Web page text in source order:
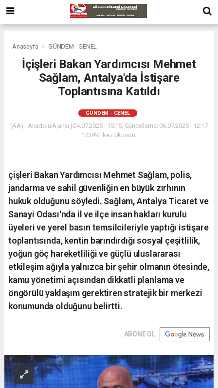
Anasayfa GÜNDEM - GENEL
İçişleri Bakan Yardımcısı Mehmet
Sağlam, Antalya'da İstişare
Toplantısına Katıldı
GÜNDEM - GENEL
(AA) - Anadolu Ajansı | 04.07.2025 - 15:15, Güncelleme: 06.07.2025 - 12:17
12399+ kez okundu.
çişleri Bakan Yardımcısı Mehmet Sağlam, polis,
jandarma ve sahil güvenliğin en büyük zırhının
hukuk olduğunu söyledi. Sağlam, Antalya Ticaret ve
Sanayi Odası'nda il ve ilçe insan hakları kurulu
üyeleri ve yerel basın temsilcileriyle yaptığı istişare
toplantısında, kentin barındırdığı sosyal çeşitlilik,
yoğun göç hareketliliği ve güçlü uluslararası
etkileşim ağıyla yalnızca bir şehir olmanın ötesinde,
kamu yönetimi açısından dikkatli planlama ve
öngörülü yaklaşım gerektiren stratejik bir merkezi
konumunda olduğunu belirtti.
ABONE OL